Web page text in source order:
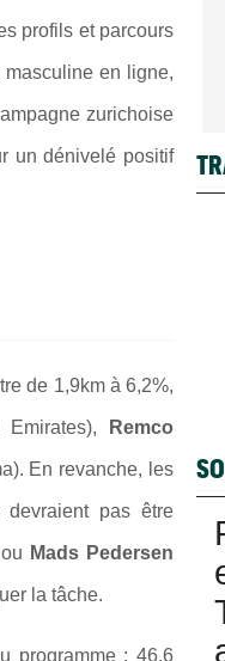
profils et parcours
en ligne,
zurichoise
un dénivelé positif
de 1,9km à 6,2%,
Remco
En revanche, les
devraient pas être
Mads Pedersen
la tâche.
programme : 46,6